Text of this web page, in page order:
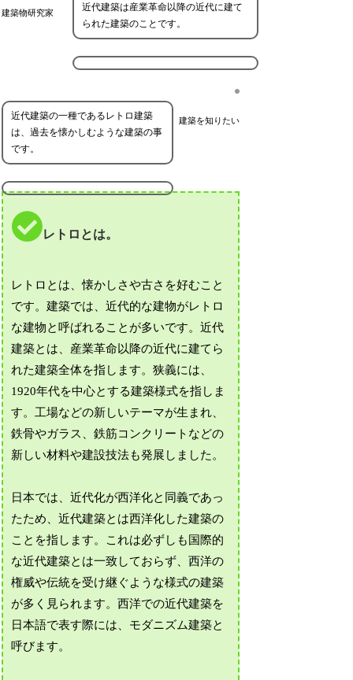
建築物研究家
近代建築は産業革命以降の近代に建て
られた建築のことです。
建築を知りたい
近代建築の一種であるレトロ建築
は、過去を懐かしむような建築の事
です。
レトロとは。
レトロとは、懐かしさや古さを好むこと
です。建築では、近代的な建物がレトロ
な建物と呼ばれることが多いです。近代
建築とは、産業革命以降の近代に建てら
れた建築全体を指します。狭義には、
1920年代を中心とする建築様式を指しま
す。工場などの新しいテーマが生まれ、
鉄骨やガラス、鉄筋コンクリートなどの
新しい材料や建設技法も発展しました。
日本では、近代化が西洋化と同義であっ
たため、近代建築とは西洋化した建築の
ことを指します。これは必ずしも国際的
な近代建築とは一致しておらず、西洋の
権威や伝統を受け継ぐような様式の建築
が多く見られます。西洋での近代建築を
日本語で表す際には、モダニズム建築と
呼びます。